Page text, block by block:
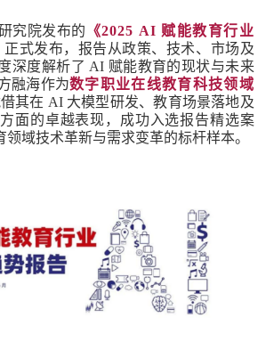
究院发布的 《2025 AI 赋能教育行业
正式发布，报告从政策、技术、市场及
深度解析了 AI 赋能教育的现状与未来
融海作为数字职业在线教育科技领域
其在 AI 大模型研发、教育场景落地及
面的卓越表现，成功入选报告精选案
域技术革新与需求变革的标杆样本。